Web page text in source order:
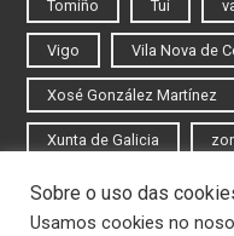
Tomiño Tui
Vigo Vila Nova de
Xosé González Martínez
Xunta de Galicia
Iniciar sesión
Sobre o uso das
Usamos cookies no